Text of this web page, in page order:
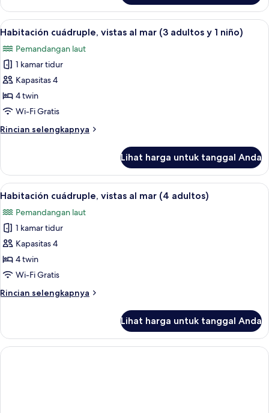
y
2
Habitación
cuádruple,
vistas
mar
(2
y
2
niños)
Lihat
semua
foto
untuk
Habitación
cuádruple,
vistas
mar
y
1
Brankas, meja kerja, Wi-Fi gratis, dan
6
Habitación cuádruple, vistas al mar (3 adultos y 1 niño)
Pemandangan laut
1 kamar tidur
Kapasitas 4
4 twin
Wi-Fi Gratis
Rincian selengkapnya
Rincian
Habitación
cuádruple,
vistas
mar
(3
y
niño)
Lihat harga untuk tanggal Anda
Lihat
semua
foto
untuk
Habitación
cuádruple,
vistas
mar
Brankas, meja kerja, Wi-Fi gratis, dan
6
Habitación cuádruple, vistas al mar (4 adultos)
Pemandangan laut
1 kamar tidur
Kapasitas 4
4 twin
Wi-Fi Gratis
Rincian selengkapnya
Rincian
Habitación
cuádruple,
vistas
Lihat harga untuk tanggal Anda